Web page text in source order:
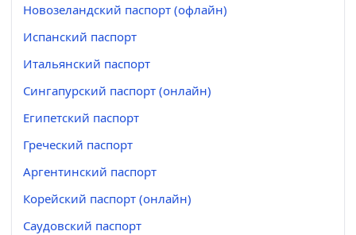
Новозеландский паспорт (офлайн)
Испанский паспорт
Итальянский паспорт
Сингапурский паспорт (онлайн)
Египетский паспорт
Греческий паспорт
Аргентинский паспорт
Корейский паспорт (онлайн)
Саудовский паспорт